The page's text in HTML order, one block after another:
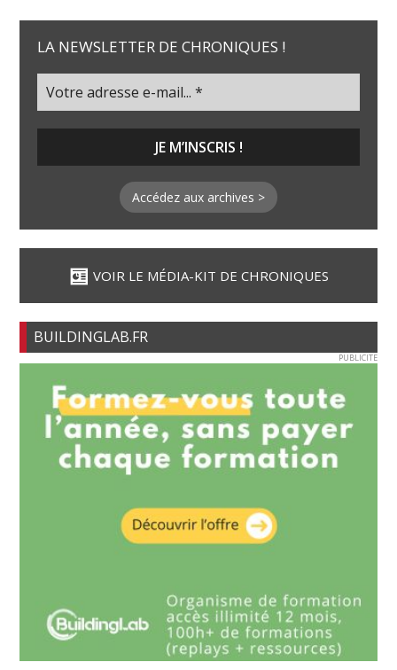
LA NEWSLETTER DE CHRONIQUES !
Accédez aux archives >
VOIR LE MÉDIA-KIT DE CHRONIQUES
BUILDINGLAB.FR
PUBLICITE